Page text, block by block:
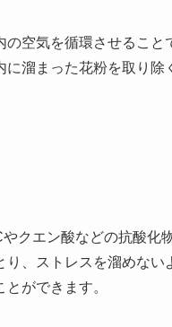
空気を循環させること
溜まった花粉を取り除
クエン酸などの抗酸化
、ストレスを溜めない
ができます。